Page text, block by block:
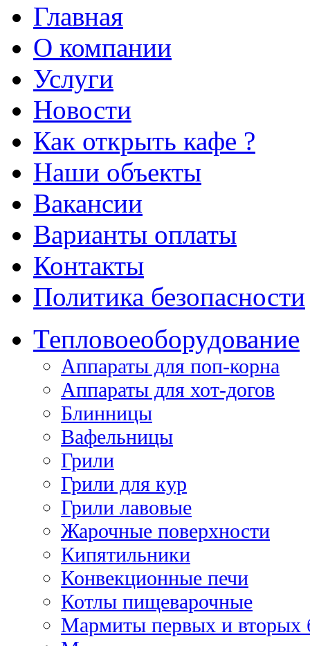
Главная
О компании
Услуги
Новости
Как открыть кафе ?
Наши объекты
Вакансии
Варианты оплаты
Контакты
Политика безопасности
Тепловоеоборудование
Аппараты для поп-корна
Аппараты для хот-догов
Блинницы
Вафельницы
Грили
Грили для кур
Грили лавовые
Жарочные поверхности
Кипятильники
Конвекционные печи
Котлы пищеварочные
Мармиты первых и вторых